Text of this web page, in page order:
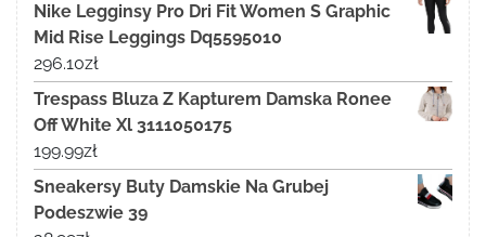
Nike Legginsy Pro Dri Fit Women S Graphic
Mid Rise Leggings Dq5595010
296.10zł
Trespass Bluza Z Kapturem Damska Ronee
Off White Xl 3111050175
199.99zł
Sneakersy Buty Damskie Na Grubej
Podeszwie 39